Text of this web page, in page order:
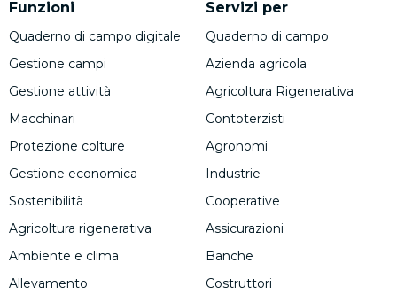
Funzioni
Quaderno di campo digitale
Gestione campi
Gestione attività
Macchinari
Protezione colture
Gestione economica
Sostenibilità
Agricoltura rigenerativa
Ambiente e clima
Allevamento
Servizi per
Quaderno di campo
Azienda agricola
Agricoltura Rigenerativa
Contoterzisti
Agronomi
Industrie
Cooperative
Assicurazioni
Banche
Costruttori